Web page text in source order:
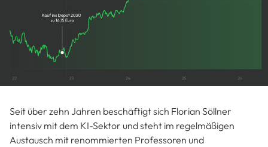
Seit über zehn Jahren beschäftigt sich Florian Söllner
intensiv mit dem KI-Sektor und steht im regelmäßigen
Austausch mit renommierten Professoren und